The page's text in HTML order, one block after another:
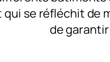
se réfléchit de
de garantir